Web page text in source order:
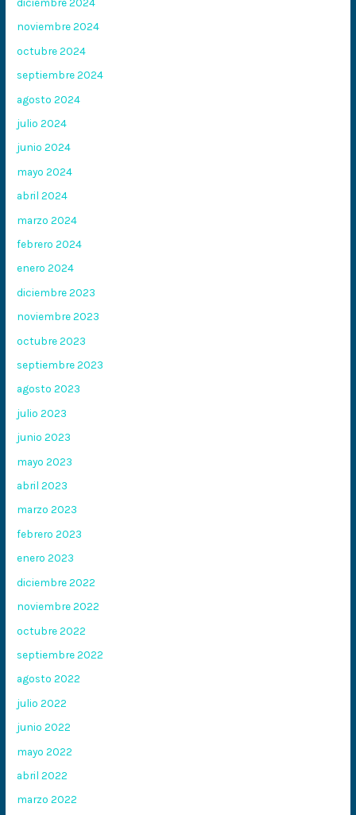
noviembre 2024
octubre 2024
septiembre 2024
agosto 2024
julio 2024
junio 2024
mayo 2024
abril 2024
marzo 2024
febrero 2024
enero 2024
diciembre 2023
noviembre 2023
octubre 2023
septiembre 2023
agosto 2023
julio 2023
junio 2023
mayo 2023
abril 2023
marzo 2023
febrero 2023
enero 2023
diciembre 2022
noviembre 2022
octubre 2022
septiembre 2022
agosto 2022
julio 2022
junio 2022
mayo 2022
abril 2022
marzo 2022